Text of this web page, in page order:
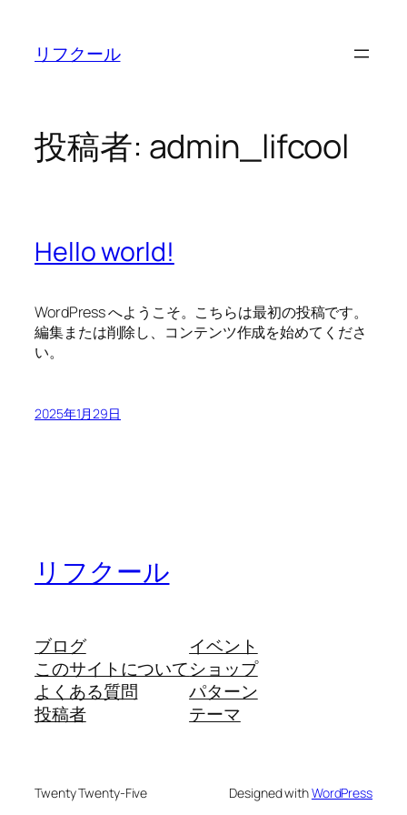
リフクール
投稿者: admin_lifcool
Hello world!
WordPress へようこそ。こちらは最初の投稿です。
編集または削除し、コンテンツ作成を始めてくださ
い。
2025年1月29日
リフクール
ブログ
このサイトについて
よくある質問
投稿者
イベント
ショップ
パターン
テーマ
Twenty Twenty-Five Designed withWordPress